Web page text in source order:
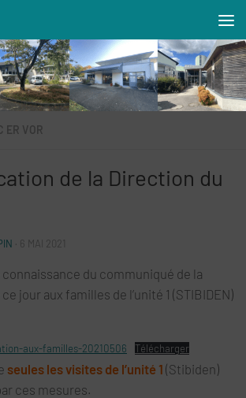
ER VOR
de la Direction du
6 MAI 2021
du communiqué de la
jour aux familles de l’unité 1 (STIBIDEN)
aux-familles-20210506 Télécharger
seules les visites de l’unité 1 (Stibiden)
ces mesures.